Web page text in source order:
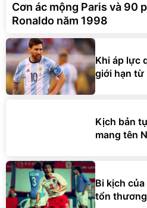
Cơn ác mộng Paris và 90
Ronaldo năm 1998
Khi áp lực
giới hạn từ
Kịch bản
mang tên
Bi kịch
tổn